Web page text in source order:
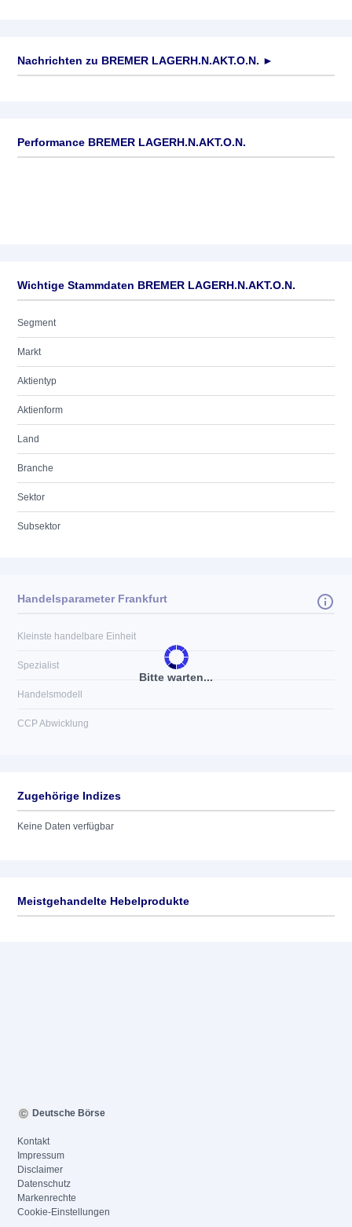
Nachrichten zu BREMER LAGERH.N.AKT.O.N. ►
Performance BREMER LAGERH.N.AKT.O.N.
Wichtige Stammdaten BREMER LAGERH.N.AKT.O.N.
Segment
Markt
Aktientyp
Aktienform
Land
Branche
Sektor
Subsektor
Bitte warten...
Handelsparameter Frankfurt
Kleinste handelbare Einheit
Spezialist
Handelsmodell
CCP Abwicklung
Zugehörige Indizes
Keine Daten verfügbar
Meistgehandelte Hebelprodukte
Deutsche Börse
Kontakt
Impressum
Disclaimer
Datenschutz
Markenrechte
Cookie-Einstellungen